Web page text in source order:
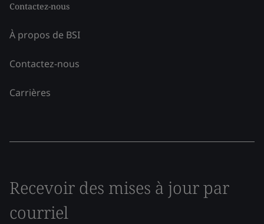
Contactez-nous
À propos de BSI
Contactez-nous
Carrières
Recevoir des mises à jour par
courriel